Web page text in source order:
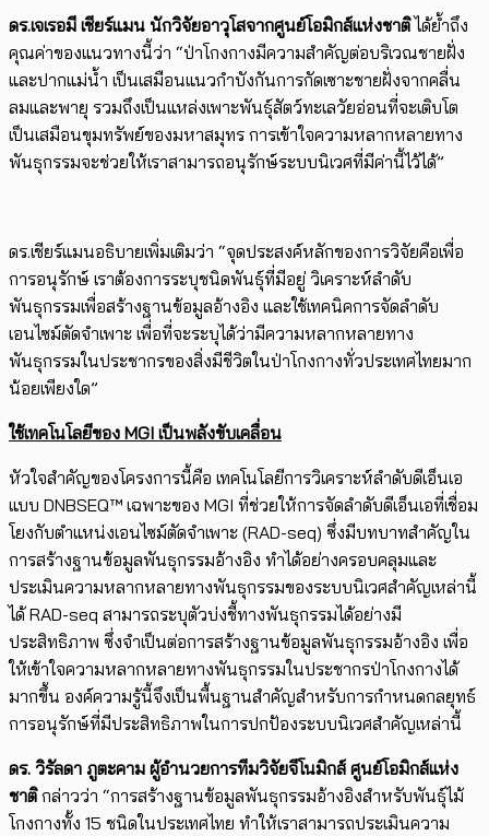
ดร.เจเรอมี เชียร์แมน นักวิจัยอาวุโสจากศูนย์โอมิกส์แห่งชาติได้ย้ำถึง
คุณค่าของแนวทางนี้ว่า “ป่าโกงกางมีความสำคัญต่อบริเวณชายฝั่ง
และปากแม่น้ำ เป็นเสมือนแนวกำบังกันการกัดเซาะชายฝั่งจากคลื่น
ลมและพายุ รวมถึงเป็นแหล่งเพาะพันธุ์สัตว์ทะเลวัยอ่อนที่จะเติบโต
เป็นเสมือนขุมทรัพย์ของมหาสมุทร การเข้าใจความหลากหลายทาง
พันธุกรรมจะช่วยให้เราสามารถอนุรักษ์ระบบนิเวศที่มีค่านี้ไว้ได้”
ดร.เชียร์แมนอธิบายเพิ่มเติมว่า “จุดประสงค์หลักของการวิจัยคือเพื่อ
การอนุรักษ์ เราต้องการระบุชนิดพันธุ์ที่มีอยู่ วิเคราะห์ลำดับ
พันธุกรรมเพื่อสร้างฐานข้อมูลอ้างอิง และใช้เทคนิคการจัดลำดับ
เอนไซม์ตัดจำเพาะ เพื่อที่จะระบุได้ว่ามีความหลากหลายทาง
พันธุกรรมในประชากรของสิ่งมีชีวิตในป่าโกงกางทั่วประเทศไทยมาก
น้อยเพียงใด”
ใช้เทคโนโลยีของ MGI เป็นพลังขับเคลื่อน
หัวใจสำคัญของโครงการนี้คือ เทคโนโลยีการวิเคราะห์ลำดับดีเอ็นเอ
แบบ DNBSEQ™ เฉพาะของ MGI ที่ช่วยให้การจัดลำดับดีเอ็นเอที่เชื่อม
โยงกับตำแหน่งเอนไซม์ตัดจำเพาะ (RAD-seq) ซึ่งมีบทบาทสำคัญใน
การสร้างฐานข้อมูลพันธุกรรมอ้างอิง ทำได้อย่างครอบคลุมและ
ประเมินความหลากหลายทางพันธุกรรมของระบบนิเวศสำคัญเหล่านี้
ได้ RAD-seq สามารถระบุตัวบ่งชี้ทางพันธุกรรมได้อย่างมี
ประสิทธิภาพ ซึ่งจำเป็นต่อการสร้างฐานข้อมูลพันธุกรรมอ้างอิง เพื่อ
ให้เข้าใจความหลากหลายทางพันธุกรรมในประชากรป่าโกงกางได้
มากขึ้น องค์ความรู้นี้จึงเป็นพื้นฐานสำคัญสำหรับการกำหนดกลยุทธ์
การอนุรักษ์ที่มีประสิทธิภาพในการปกป้องระบบนิเวศสำคัญเหล่านี้
ดร. วิรัลดา ภูตะคาม ผู้อำนวยการทีมวิจัยจีโนมิกส์ ศูนย์โอมิกส์แห่ง
ชาติกล่าวว่า “การสร้างฐานข้อมูลพันธุกรรมอ้างอิงสำหรับพันธุ์ไม้
โกงกางทั้ง 15 ชนิดในประเทศไทย ทำให้เราสามารถประเมินความ